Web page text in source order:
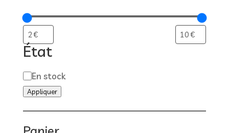
État
Disponibilité
En stock
Appliquer